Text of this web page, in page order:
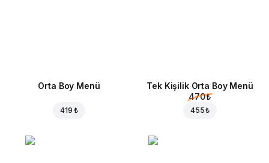
Orta Boy Menü
419 ₺
Tek Kişilik Orta Boy Menü
470 ₺
455 ₺